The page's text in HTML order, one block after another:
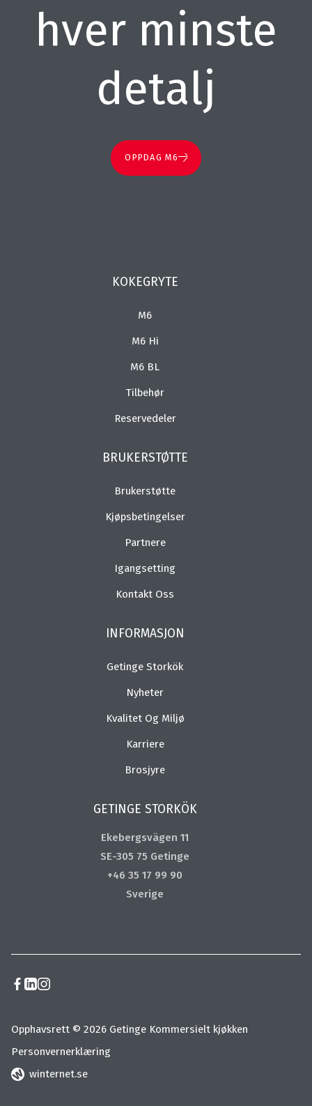
hver minste
detalj
OPPDAG M6
KOKEGRYTE
M6
M6 Hi
M6 BL
Tilbehør
Reservedeler
BRUKERSTØTTE
Brukerstøtte
Kjøpsbetingelser
Partnere
Igangsetting
Kontakt Oss
INFORMASJON
Getinge Storkök
Nyheter
Kvalitet Og Miljø
Karriere
Brosjyre
GETINGE STORKÖK
Ekebergsvägen 11
SE-305 75 Getinge
+46 35 17 99 90
Sverige
Opphavsrett © 2026 Getinge Kommersielt kjøkken
Personvernerklæring
winternet.se